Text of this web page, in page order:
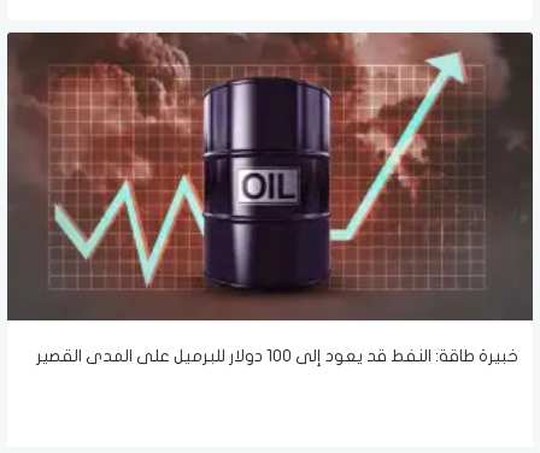
خبيرة طاقة: النفط قد يعود إلى 100 دولار للبرميل على المدى القصير